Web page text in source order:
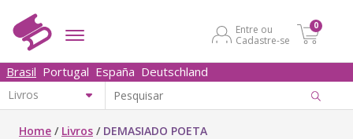
Entre ou
Cadastre-se
0
Brasil Portugal España Deutschland
Home / Livros / DEMASIADO POETA